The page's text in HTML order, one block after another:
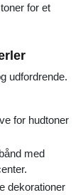
for et
udfordrende.
for hudtoner
med
dekorationer